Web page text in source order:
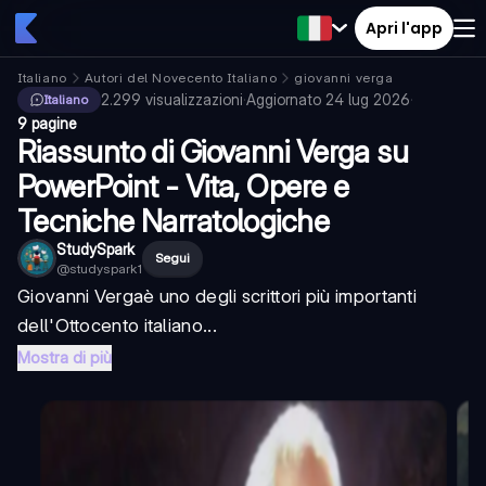
Apri l'app
Italiano Autori del Novecento Italiano
giovanni verga
Italiano
2.299 visualizzazioni·Aggiornato 24 lug 2026·
9 pagine
Riassunto di Giovanni Verga su
PowerPoint - Vita, Opere e
Tecniche Narratologiche
StudySpark
@studyspark1
Segui
Giovanni Vergaè uno degli scrittori più importanti
dell'Ottocento italiano...
Mostra di più